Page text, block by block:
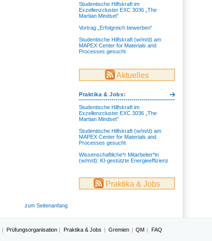
zum Seitenanfang
Studentische Hilfskraft im
Exzellenzcluster EXC 3036 „The
Martian Mindset”
Vortrag „Erfolgreich bewerben“
Studentische Hilfskraft (w/m/d) am
MAPEX Center for Materials and
Processes gesucht
Aktuelles
Praktika & Jobs:
Studentische Hilfskraft im
Exzellenzcluster EXC 3036 „The
Martian Mindset”
Studentische Hilfskraft (w/m/d) am
MAPEX Center for Materials and
Processes gesucht
Wissenschaftliche*r Mitarbeiter*in
(w/m/d): KI-gestützte Energieeffizienz
Praktika & Jobs
Prüfungsorganisation Praktika & Jobs Gremien QM FAQ